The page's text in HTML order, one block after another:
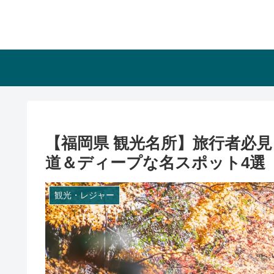
【福岡県 観光名所】旅行者必
道＆ディープな名スポット4選
観光・レジャー